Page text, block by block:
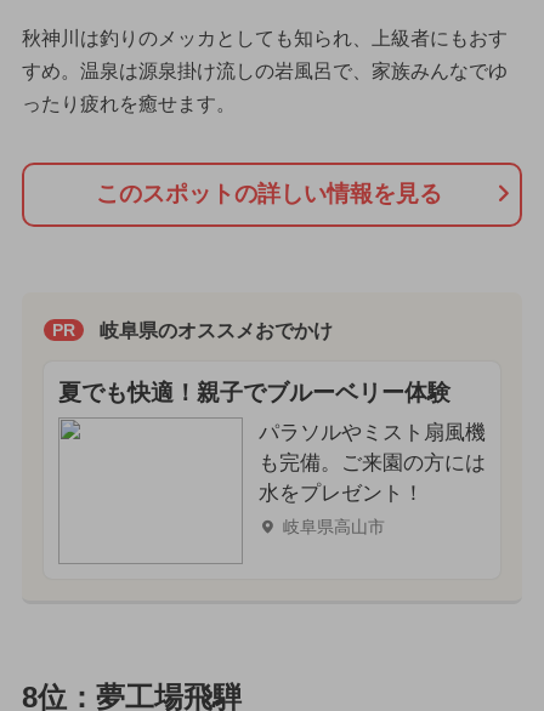
秋神川は釣りのメッカとしても知られ、上級者にもおす
すめ。温泉は源泉掛け流しの岩風呂で、家族みんなでゆ
ったり疲れを癒せます。
このスポットの詳しい情報を見る
PR 岐阜県のオススメおでかけ
夏でも快適！親子でブルーベリー体験
パラソルやミスト扇風機
も完備。ご来園の方には
水をプレゼント！
岐阜県高山市
8位：夢工場飛騨